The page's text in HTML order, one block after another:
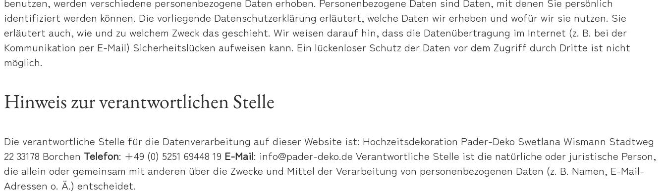
identifiziert werden können. Die vorliegende Datenschutzerklärung erläutert, welche Daten wir erheben und wofür wir sie nutzen. Sie
erläutert auch, wie und zu welchem Zweck das geschieht. Wir weisen darauf hin, dass die Datenübertragung im Internet (z. B. bei der
Kommunikation per E-Mail) Sicherheitslücken aufweisen kann. Ein lückenloser Schutz der Daten vor dem Zugriff durch Dritte ist nicht
möglich.
Hinweis zur verantwortlichen Stelle
Die verantwortliche Stelle für die Datenverarbeitung auf dieser Website ist: Hochzeitsdekoration Pader-Deko Swetlana Wismann Stadtweg
22 33178 Borchen Telefon: +49 (0) 5251 69448 19 E-Mail: info@pader-deko.de Verantwortliche Stelle ist die natürliche oder juristische Person,
die allein oder gemeinsam mit anderen über die Zwecke und Mittel der Verarbeitung von personenbezogenen Daten (z. B. Namen, E-Mail-
Adressen o. Ä.) entscheidet.